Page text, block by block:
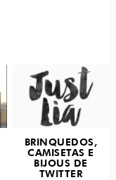
BRINQUEDOS,
CAMISETAS E
BIJOUS DE
TWITTER